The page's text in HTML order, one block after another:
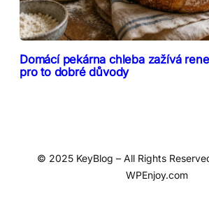
Domácí pekárna chleba zažívá
pro to dobré důvody
© 2025 KeyBlog – All Rights
WPEnjoy.com